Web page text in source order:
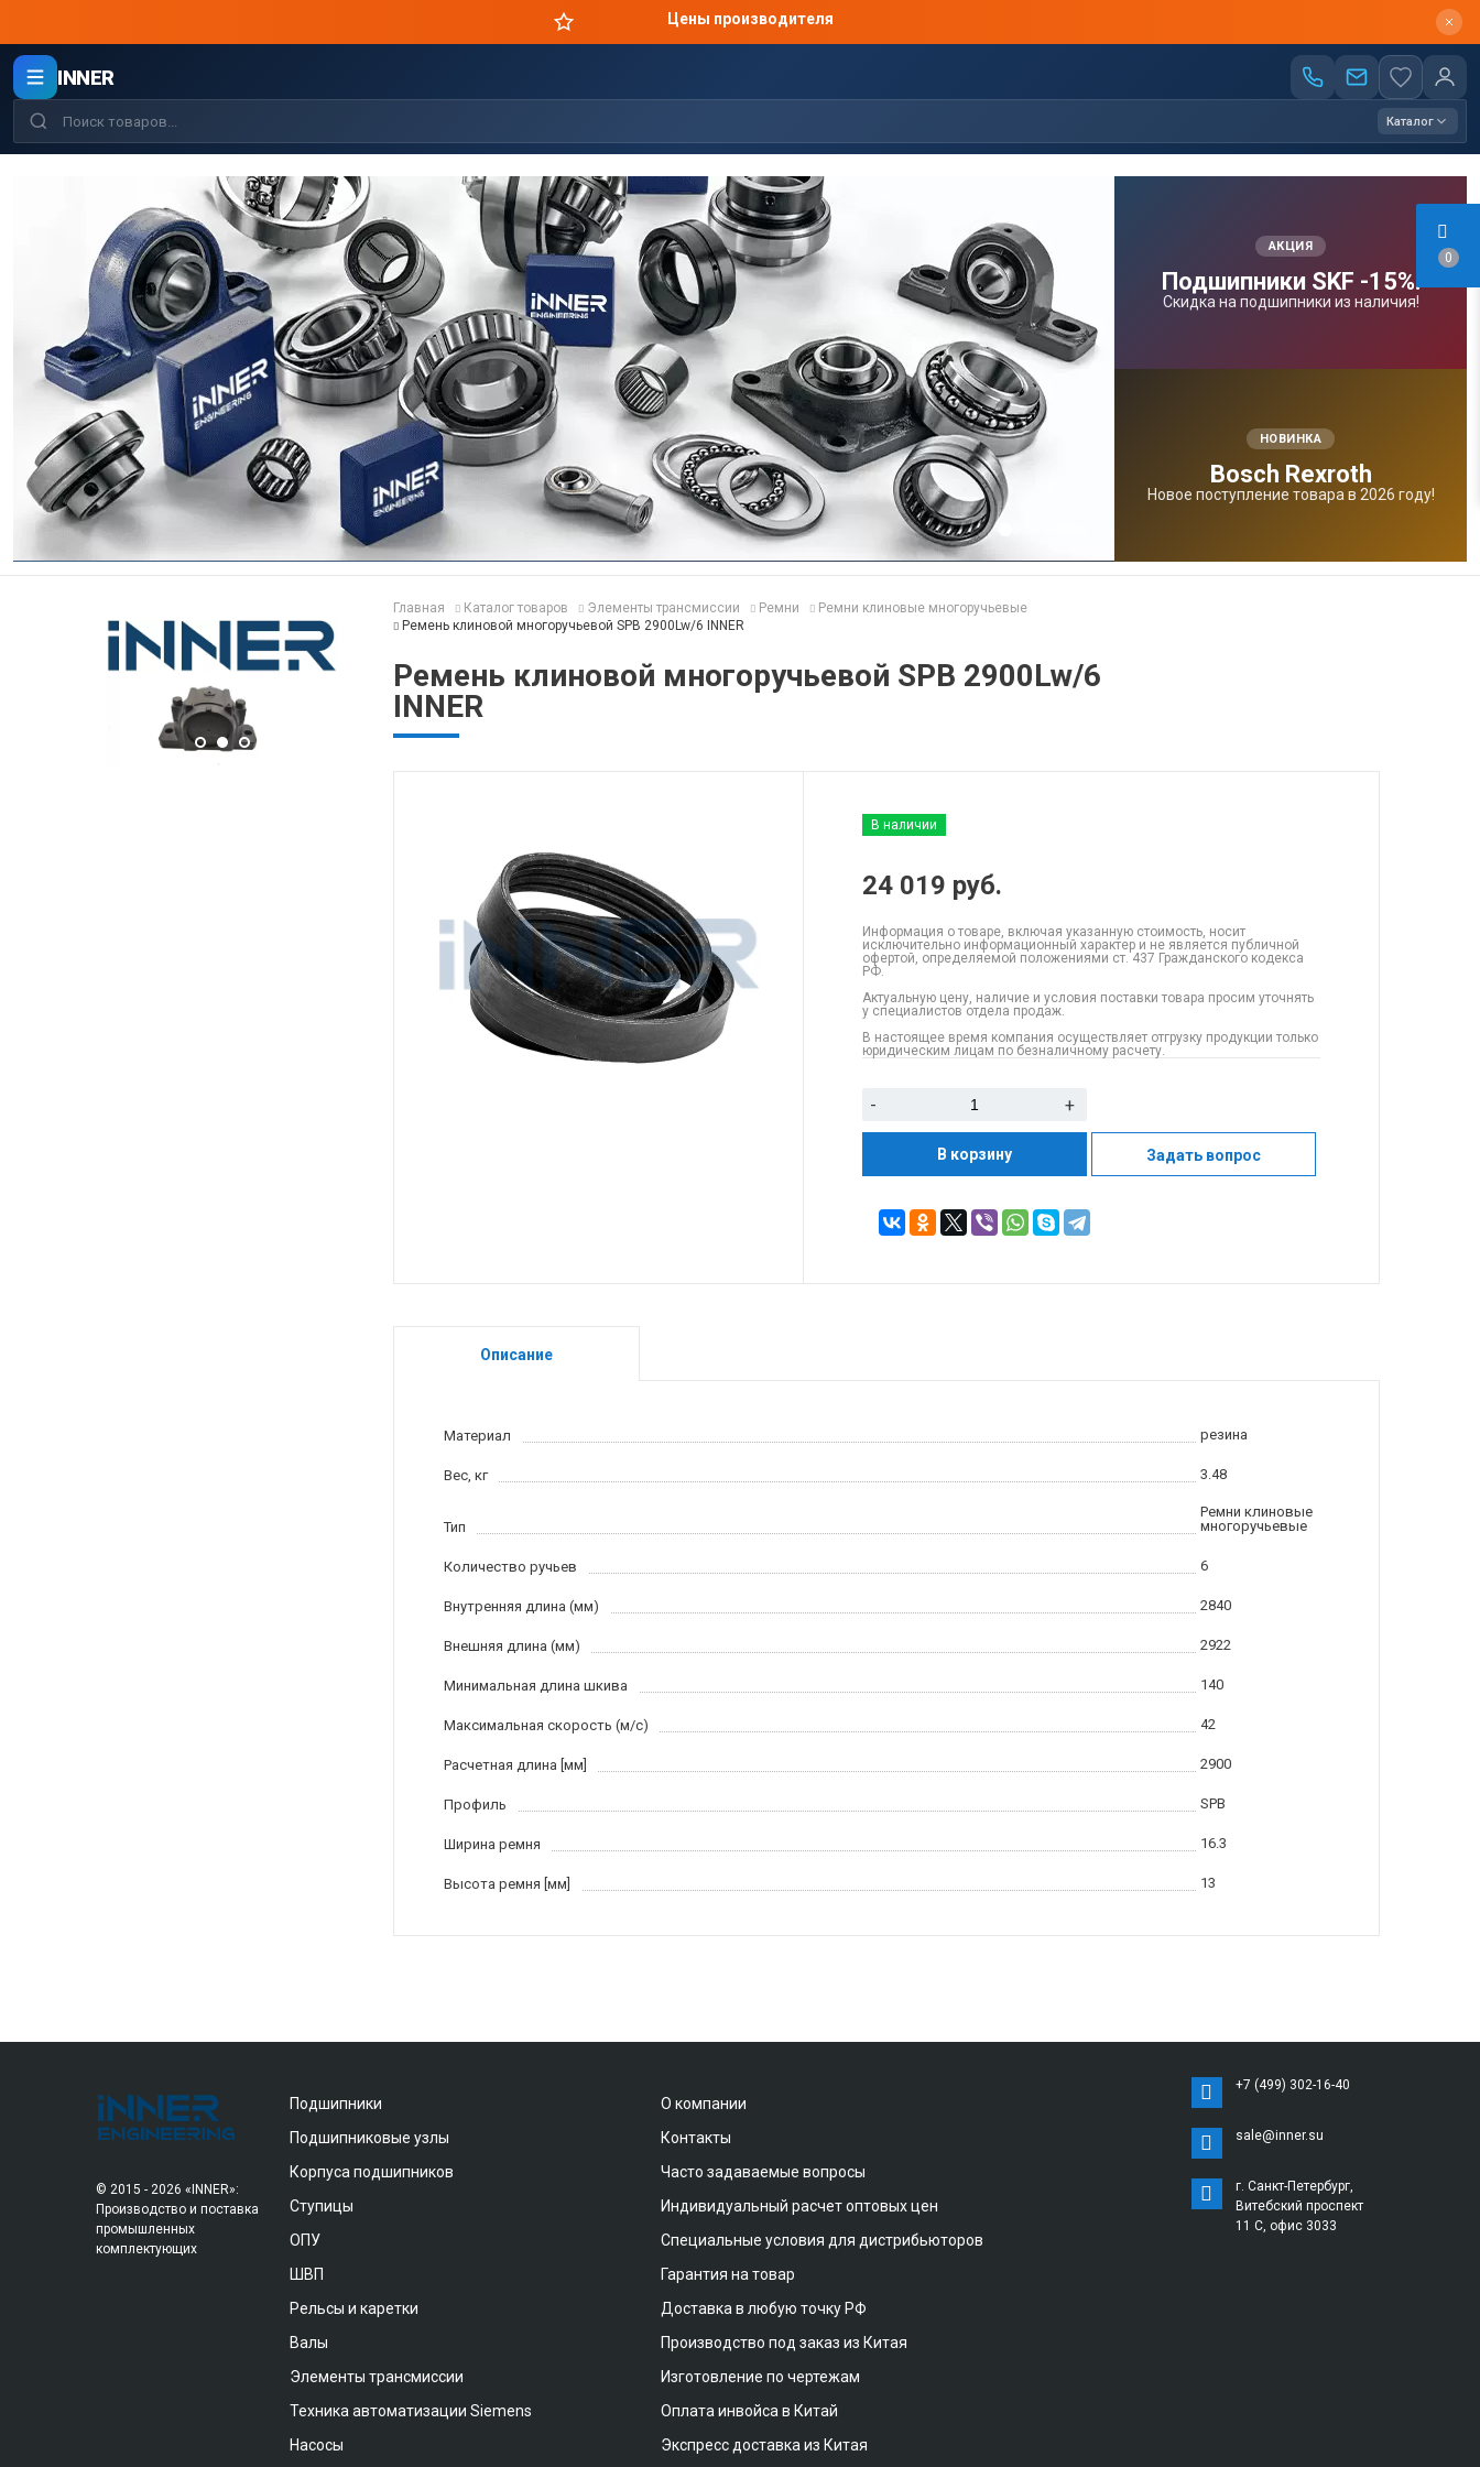
0
Цены производителя
INNER
Каталог
АКЦИЯ
Подшипники SKF -15%!
Скидка на подшипники из наличия!
НОВИНКА
Bosсh Rexroth
Новое поступление товара в 2026 году!
Главная Каталог товаров Элементы трансмиссии Ремни
Ремни клиновые многоручьевые
Ремень клиновой многоручьевой SPB 2900Lw/6 INNER
Ремень клиновой многоручьевой SPB 2900Lw/6
INNER
В наличии
24 019 руб.
Информация о товаре, включая указанную стоимость, носит
исключительно информационный характер и не является публичной
офертой, определяемой положениями ст. 437 Гражданского кодекса
РФ.
Актуальную цену, наличие и условия поставки товара просим уточнять
у специалистов отдела продаж.
В настоящее время компания осуществляет отгрузку продукции только
юридическим лицам по безналичному расчету.
- +
В корзину Задать вопрос
Описание
Материал резина
Вес, кг 3.48
Тип
Ремни клиновые
многоручьевые
Количество ручьев 6
Внутренняя длина (мм) 2840
Внешняя длина (мм) 2922
Минимальная длина шкива 140
Максимальная скорость (м/c) 42
Расчетная длина [мм] 2900
Профиль SPB
Ширина ремня 16.3
Высота ремня [мм] 13
© 2015 - 2026 «INNER»:
Производство и поставка
промышленных
комплектующих
Подшипники
Подшипниковые узлы
Корпуса подшипников
Ступицы
ОПУ
ШВП
Рельсы и каретки
Валы
Элементы трансмиссии
Техника автоматизации Siemens
Насосы
О компании
Контакты
Часто задаваемые вопросы
Индивидуальный расчет оптовых цен
Специальные условия для дистрибьюторов
Гарантия на товар
Доставка в любую точку РФ
Производство под заказ из Китая
Изготовление по чертежам
Оплата инвойса в Китай
Экспресс доставка из Китая
+7 (499) 302-16-40
sale@inner.su
г. Санкт-Петербург,
Витебский проспект
11 С, офис 3033